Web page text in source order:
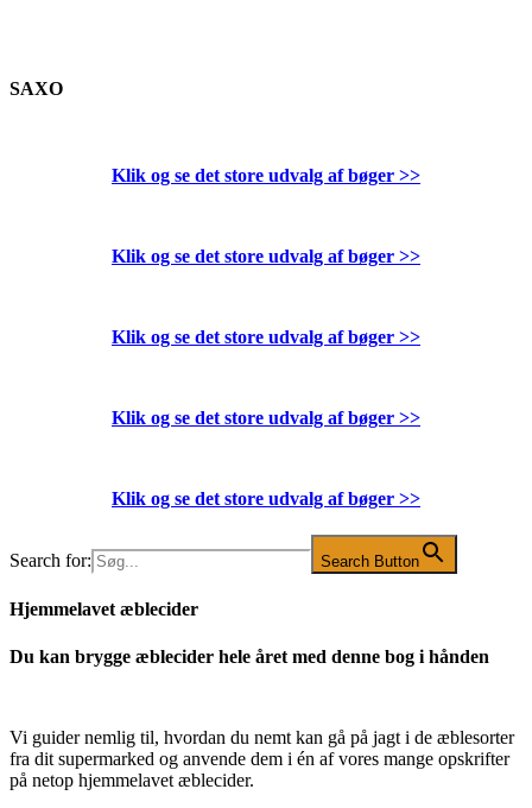
SAXO
Klik og se det store udvalg af bøger >>
Klik og se det store udvalg af bøger >>
Klik og se det store udvalg af bøger >>
Klik og se det store udvalg af bøger >>
Klik og se det store udvalg af bøger >>
Search for: Search Button
Hjemmelavet æblecider
Du kan brygge æblecider hele året med denne bog i hånden
Vi guider nemlig til, hvordan du nemt kan gå på jagt i de æblesorter
fra dit supermarked og anvende dem i én af vores mange opskrifter
på netop hjemmelavet æblecider.